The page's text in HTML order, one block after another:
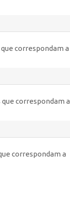
correspondam a
correspondam a
correspondam a